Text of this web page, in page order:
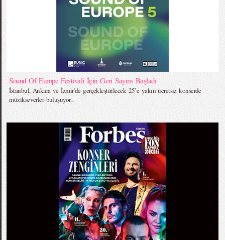
Sound Of Europe Festivali İçin Geri Sayım Başladı
İstanbul, Ankara ve İzmir’de gerçekleştirilecek 25’e yakın ücretsiz konserde
müzikseverler buluşuyor...